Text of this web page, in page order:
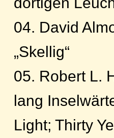
04. David
„Skellig“
05. Robert L.
lang
Light; Thirty